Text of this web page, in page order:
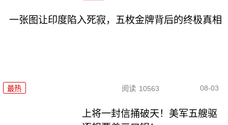
一张图让印度陷入死寂，五枚金牌背后的终极真相
最热 阅读 10563 08-03
上将一封信捅破天！美军五艘驱